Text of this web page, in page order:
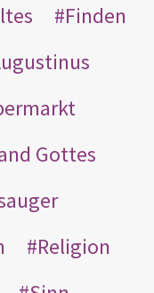
Finden
Gottes
Religion